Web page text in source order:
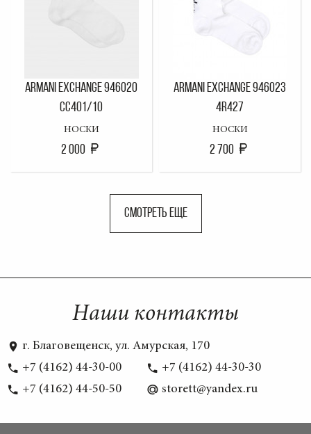
ARMANI EXCHANGE 946020
CC401/10
НОСКИ
2 000
ARMANI EXCHANGE 946023
4R427
НОСКИ
2 700
СМОТРЕТЬ ЕЩЕ
Наши контакты
г. Благовещенск, ул. Амурская, 170
+7 (4162) 44-30-00
+7 (4162) 44-30-30
+7 (4162) 44-50-50
storett@yandex.ru